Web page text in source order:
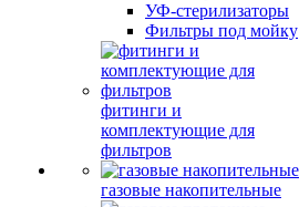
УФ-стерилизаторы
Фильтры под мойку
фитинги и
комплектующие для
фильтров
газовые накопительные